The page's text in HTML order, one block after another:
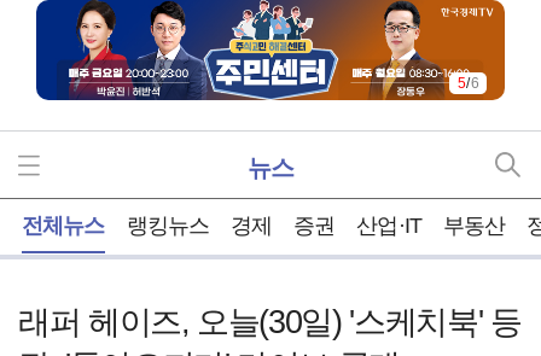
5/6
뉴스
전체뉴스 랭킹뉴스 경제 증권 산업·IT 부동산
래퍼 헤이즈, 오늘(30일) '스케치북' 등